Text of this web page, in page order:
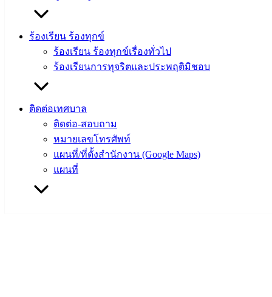
ร้องเรียน ร้องทุกข์
ร้องเรียน ร้องทุกข์เรื่องทั่วไป
ร้องเรียนการทุจริตและประพฤติมิชอบ
ติดต่อเทศบาล
ติดต่อ-สอบถาม
หมายเลขโทรศัพท์
แผนที่/ที่ตั้งสำนักงาน (Google Maps)
แผนที่